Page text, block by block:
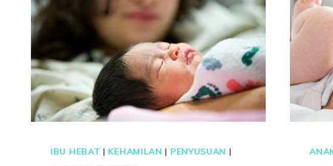
IBU HEBAT | KEHAMILAN | PENYUSUAN |